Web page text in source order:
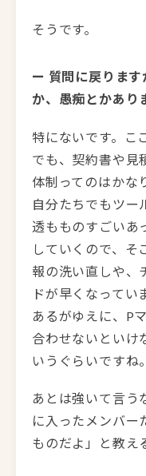
そうです。
ー 質問に戻りま
か、愚痴とかあり
特にないです。こ
でも、契約書や見
体制ってのはかな
自分たちでもツー
透もものすごいあ
していくので、そ
報の洗い直しや、
ドが早くなって
あるがゆえに、P
合わせないといけ
いうぐらいですね。
あとは強いて言う
に入ったメンバー
ものだよ」と教え